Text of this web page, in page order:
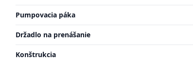
Pumpovacia páka
Držadlo na prenášanie
Konštrukcia